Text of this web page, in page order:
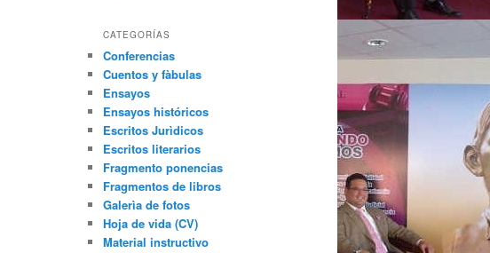
CATEGORÍAS
Conferencias
Cuentos y fàbulas
Ensayos
Ensayos históricos
Escritos Jurìdicos
Escritos literarios
Fragmento ponencias
Fragmentos de libros
Galerìa de fotos
Hoja de vida (CV)
Material instructivo